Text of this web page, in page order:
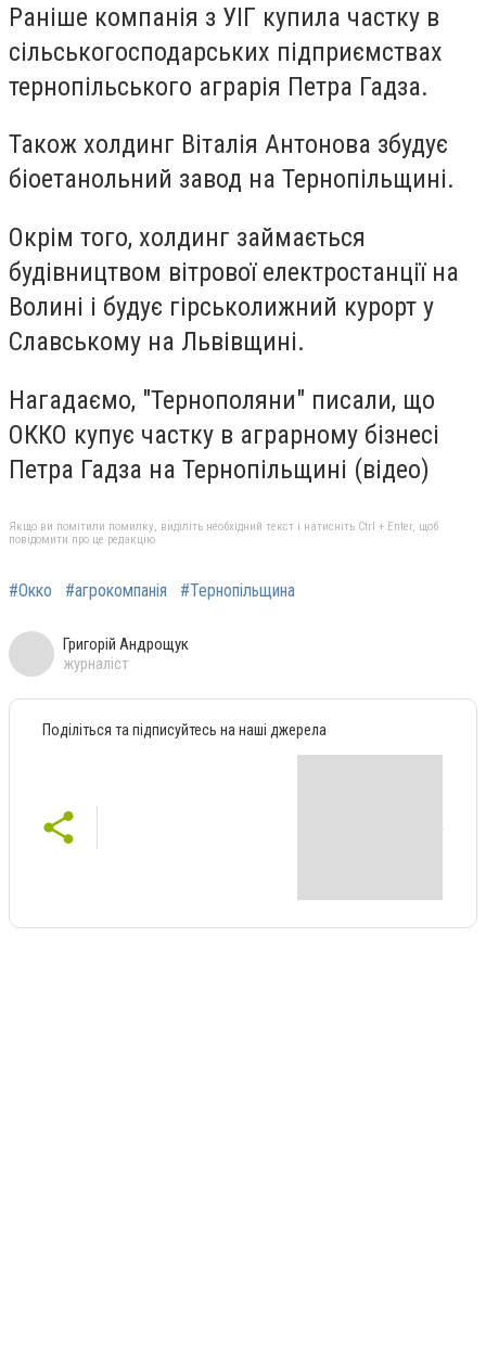
Раніше компанія з УІГ купила частку в
сільськогосподарських підприємствах
тернопільського аграрія Петра Гадза.
Також холдинг Віталія Антонова збудує
біоетанольний завод на Тернопільщині.
Окрім того, холдинг займається
будівництвом вітрової електростанції на
Волині і будує гірськолижний курорт у
Славському на Львівщині.
Нагадаємо, "Тернополяни" писали, що
ОККО купує частку в аграрному бізнесі
Петра Гадза на Тернопільщині (відео)
Якщо ви помітили помилку, виділіть необхідний текст і натисніть Ctrl + Enter, щоб
повідомити про це редакцію
#Окко #агрокомпанія #Тернопільщина
Григорій Андрощук
журналіст
Поділіться та підписуйтесь на наші джерела